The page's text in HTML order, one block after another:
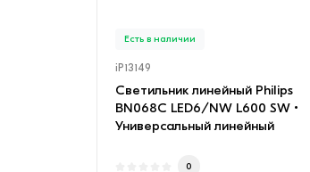
Есть в наличии
iP13149
Светильник линейный Philips
BN068C LED6/NW L600 SW •
Универсальный линейный
0